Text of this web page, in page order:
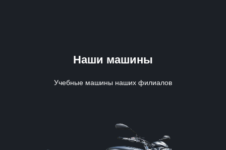
Наши машины
Учебные машины наших филиалов